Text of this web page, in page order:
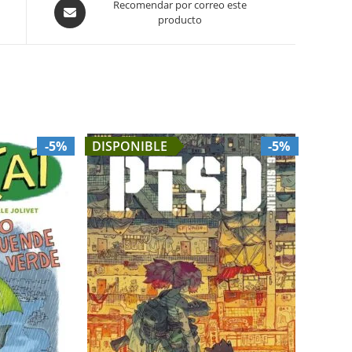
Opens
in
Recomendar por correo este
producto
-5% DISPONIBLE -5%